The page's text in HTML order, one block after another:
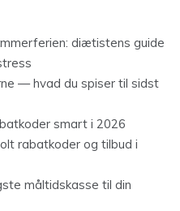
diætistens guide
— hvad du spiser til sidst
smart i 2026
rabatkoder og tilbud i
måltidskasse til din